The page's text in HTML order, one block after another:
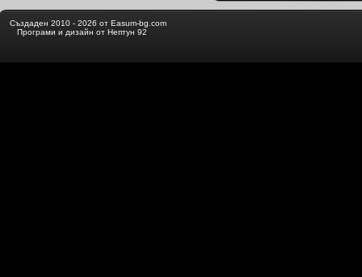
Създаден 2010 - 2026 от Easum-bg.com
Програми и дизайн от Нептун 92